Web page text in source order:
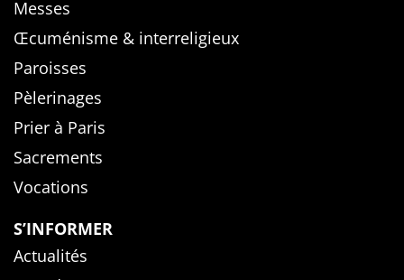
Messes
Œcuménisme & interreligieux
Paroisses
Pèlerinages
Prier à Paris
Sacrements
Vocations
S’INFORMER
Actualités